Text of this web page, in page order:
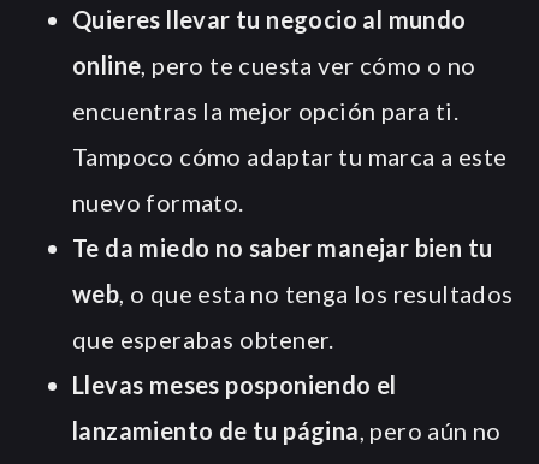
Quieres llevar tu negocio al mundo
online, pero te cuesta ver cómo o no
encuentras la mejor opción para ti.
Tampoco cómo adaptar tu marca a este
nuevo formato.
Te da miedo no saber manejar bien tu
web, o que esta no tenga los resultados
que esperabas obtener.
Llevas meses posponiendo el
lanzamiento de tu página, pero aún no